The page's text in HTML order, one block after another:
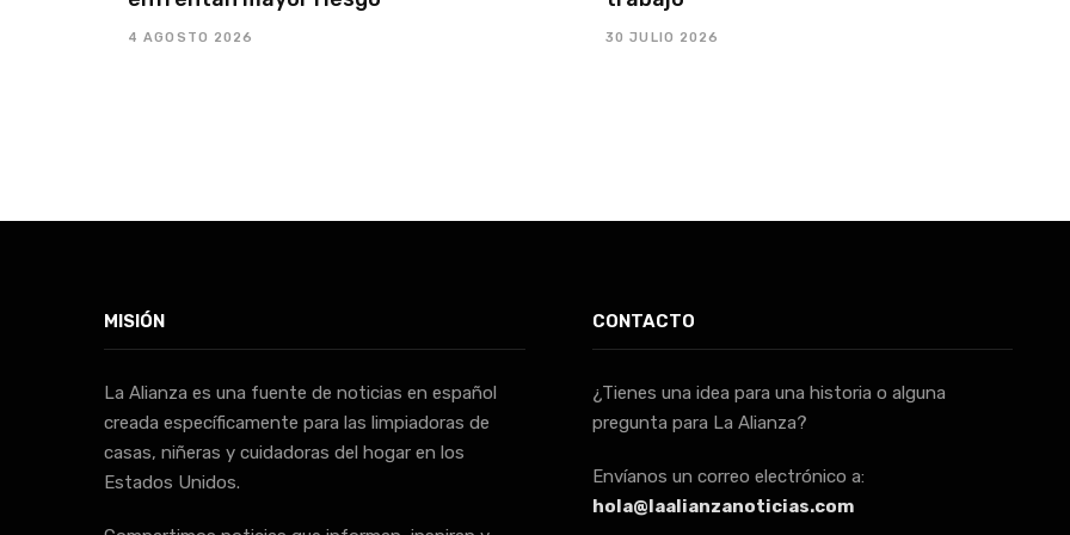
4 AGOSTO 2026 30 JULIO 2026
MISIÓN
La Alianza es una fuente de noticias en español
creada específicamente para las limpiadoras de
casas, niñeras y cuidadoras del hogar en los
Estados Unidos.
CONTACTO
¿Tienes una idea para una historia o alguna
pregunta para La Alianza?
Envíanos un correo electrónico a:
hola@laalianzanoticias.com